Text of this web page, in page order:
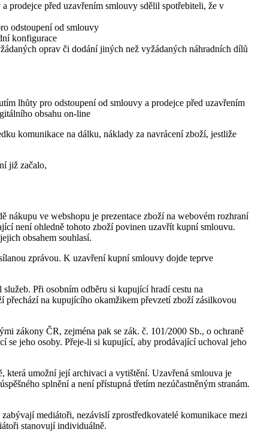
prodejce před uzavřením smlouvy sdělil spotřebiteli, že v
odstoupení od smlouvy
konfigurace
oprav či dodání jiných než vyžádaných náhradních dílů
lhůty pro odstoupení od smlouvy a prodejce před uzavřením
obsahu on-line
komunikace na dálku, náklady za navrácení zboží, jestliže
již začalo,
ve webshopu je prezentace zboží na webovém rozhraní
není ohledně tohoto zboží povinen uzavřít kupní smlouvu.
obsahem souhlasí.
zprávou. K uzavření kupní smlouvy dojde teprve
Při osobním odběru si kupující hradí cestu na
na kupujícího okamžikem převzetí zboží zásilkovou
zákony ČR, zejména pak se zák. č. 101/2000 Sb., o ochraně
se jeho osoby. Přeje-li si kupující, aby prodávající uchoval jeho
která umožní její archivaci a vytištění. Uzavřená smlouva je
splnění a není přístupná třetím nezúčastněným stranám.
mediátoři, nezávislí zprostředkovatelé komunikace mezi
stanovují individuálně.